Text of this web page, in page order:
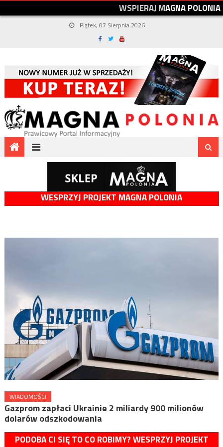
WSPIERAJMAGNAPOLONIA
Piątek, 07 Sierpnia 2026
WESPRZYJ PROJEKT MAGNA POLONIA
WIADOMOŚCI
Gazprom zapłaci Ukrainie 2 miliardy 900 milionów
dolarów odszkodowania
PODOBA CI SIĘ TO CO ROBIMY? WESPRZYJ PROJEKT